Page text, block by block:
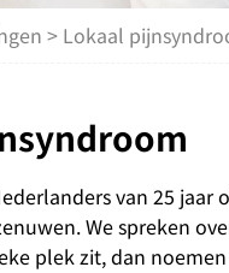
> Lokaal
van 25
We spreken
plek zit, dan